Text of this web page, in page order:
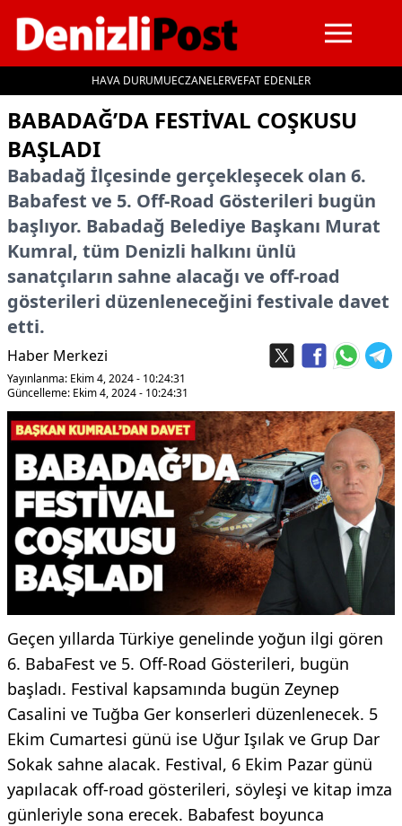
HAVA DURUMUECZANELERVEFAT EDENLER
BABADAĞ’DA FESTIVAL COŞKUSU
BAŞLADI
Babadağ İlçesinde gerçekleşecek olan 6.
Babafest ve 5. Off-Road Gösterileri bugün
başlıyor. Babadağ Belediye Başkanı Murat
Kumral, tüm Denizli halkını ünlü
sanatçıların sahne alacağı ve off-road
gösterileri düzenleneceğini festivale davet
etti.
Haber Merkezi
Yayınlanma: Ekim 4, 2024 - 10:24:31
Güncelleme: Ekim 4, 2024 - 10:24:31
Geçen yıllarda Türkiye genelinde yoğun ilgi gören
6. BabaFest ve 5. Off-Road Gösterileri, bugün
başladı. Festival kapsamında bugün Zeynep
Casalini ve Tuğba Ger konserleri düzenlenecek. 5
Ekim Cumartesi günü ise Uğur Işılak ve Grup Dar
Sokak sahne alacak. Festival, 6 Ekim Pazar günü
yapılacak off-road gösterileri, söyleşi ve kitap imza
günleriyle sona erecek. Babafest boyunca